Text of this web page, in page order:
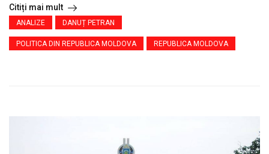
Citiți mai mult
ANALIZE DANUȚ PETRAN
POLITICA DIN REPUBLICA MOLDOVA REPUBLICA MOLDOVA